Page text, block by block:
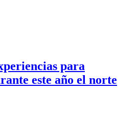
para
este año el norte